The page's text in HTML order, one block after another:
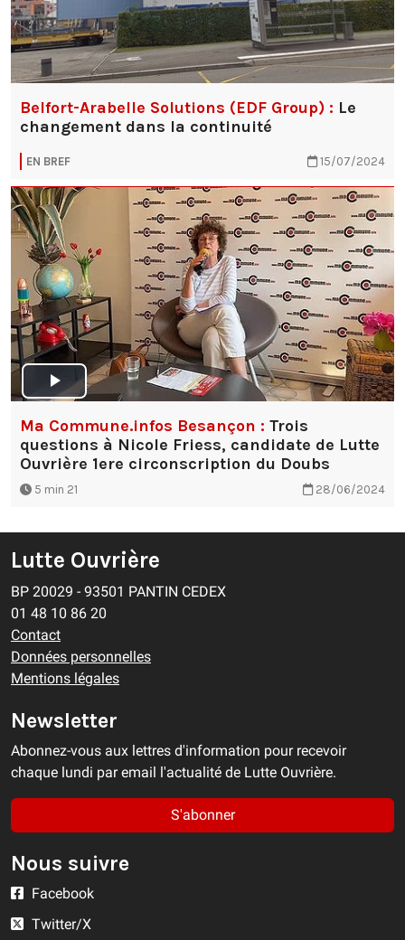
Belfort-Arabelle Solutions (EDF Group) : Le
changement dans la continuité
EN BREF 15/07/2024
Ma Commune.infos Besançon : Trois
questions à Nicole Friess, candidate de Lutte
Ouvrière 1ere circonscription du Doubs
5 min 21 28/06/2024
Lutte Ouvrière
BP 20029 - 93501 PANTIN CEDEX
01 48 10 86 20
Contact
Données personnelles
Mentions légales
Newsletter
Abonnez-vous aux lettres d'information pour recevoir
chaque lundi par email l'actualité de Lutte Ouvrière.
S'abonner
Nous suivre
Facebook
Twitter/X